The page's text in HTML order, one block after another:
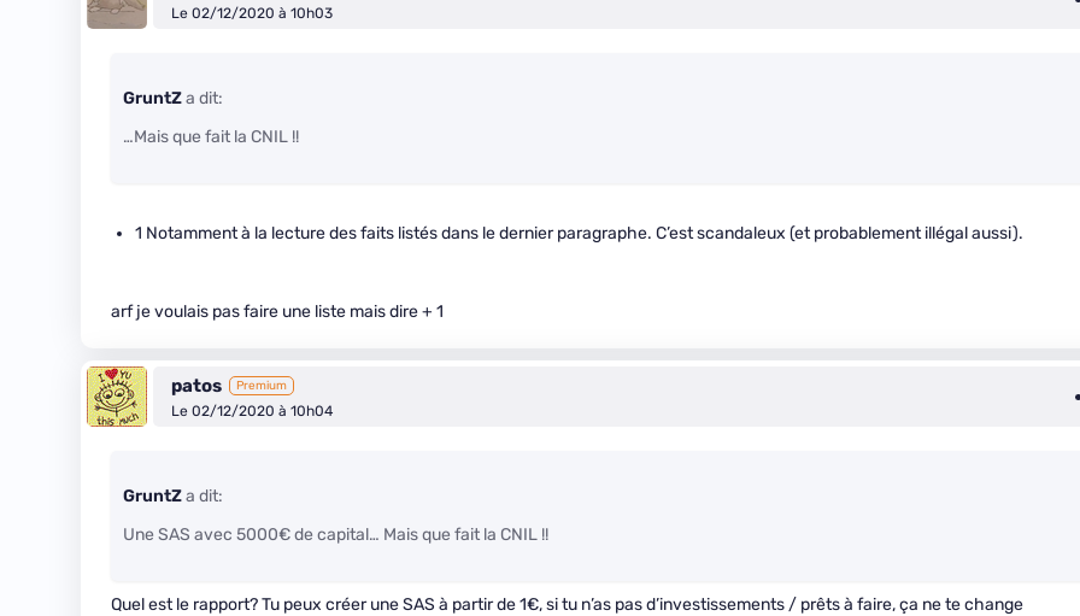
Le 02/12/2020 à 10h03
GruntZa dit:
…Mais que fait la CNIL !!
1 Notamment à la lecture des faits listés dans le dernier paragraphe. C’est scandaleux (et probablement illégal aussi).
arf je voulais pas faire une liste mais dire + 1
patos Premium
Le 02/12/2020 à 10h04
GruntZa dit:
Une SAS avec 5000€ de capital… Mais que fait la CNIL !!
Quel est le rapport? Tu peux créer une SAS à partir de 1€, si tu n’as pas d’investissements / prêts à faire, ça ne te change